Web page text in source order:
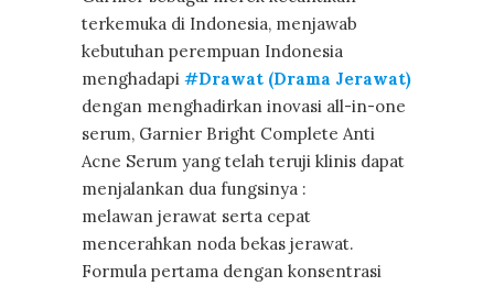
terkemuka di Indonesia, menjawab
kebutuhan perempuan Indonesia
menghadapi #Drawat (Drama Jerawat)
dengan menghadirkan inovasi all-in-one
serum, Garnier Bright Complete Anti
Acne Serum yang telah teruji klinis dapat
menjalankan dua fungsinya :
melawan jerawat serta cepat
mencerahkan noda bekas jerawat.
Formula pertama dengan konsentrasi